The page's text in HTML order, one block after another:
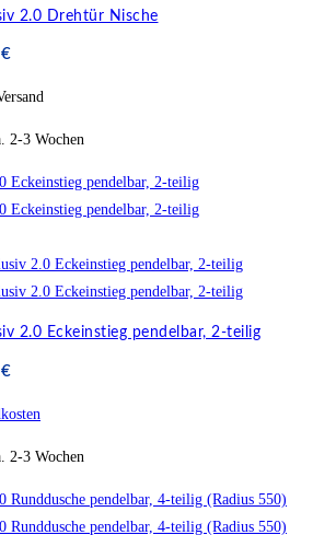
2.0 Drehtür Nische
€
2-3 Wochen
2.0 Eckeinstieg pendelbar, 2-teilig
€
2-3 Wochen